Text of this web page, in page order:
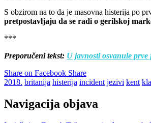
S obzirom na to da je masovna histerija po
pretpostavljaju da se radi o gerilskoj
***
Preporučeni tekst: U javnosti osvanule
Share on Facebook Share
2018. britanija histerija incident jezivi kent
Navigacija objava